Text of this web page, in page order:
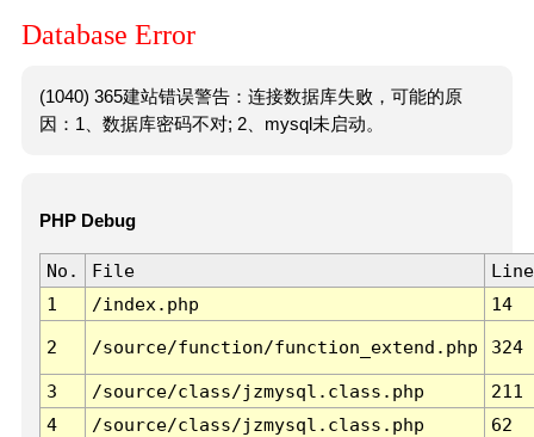
Database Error
(1040) 365建站错误警告：连接数据库失败，可能的原
因：1、数据库密码不对; 2、mysql未启动。
PHP Debug
No. File
Line
1
/index.php 14
2 /source/function/function_extend.php 324
3 /source/class/jzmysql.class.php
211
4
/source/class/jzmysql.class.php
62